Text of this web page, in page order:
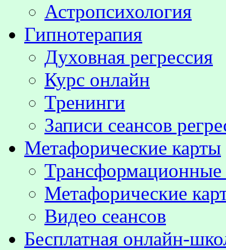
Астропсихология
Гипнотерапия
Духовная регрессия
Курс онлайн
Тренинги
Записи сеансов
Метафорические карты
Метафорические
Видео сеансов
Бесплатная онлайн-